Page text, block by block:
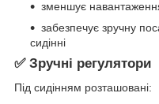
зменшує
забезпечує зручну
сидінні
✅ Зручні регулятори
Під сидінням розташовані: